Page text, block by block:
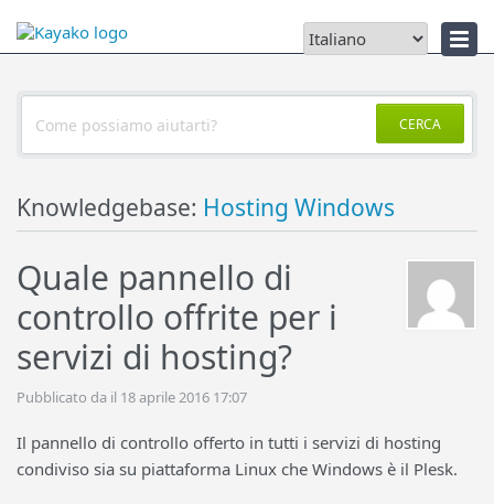
Notizie
CERCA
Knowledgebase: Hosting Windows
Quale pannello di
controllo offrite per i
servizi di hosting?
Pubblicato da il 18 aprile 2016 17:07
Il pannello di controllo offerto in tutti i servizi di hosting
condiviso sia su piattaforma Linux che Windows è il Plesk.